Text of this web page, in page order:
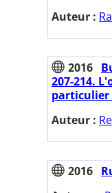
Auteur :
2016
207-214.
particulier
Auteur :
2016